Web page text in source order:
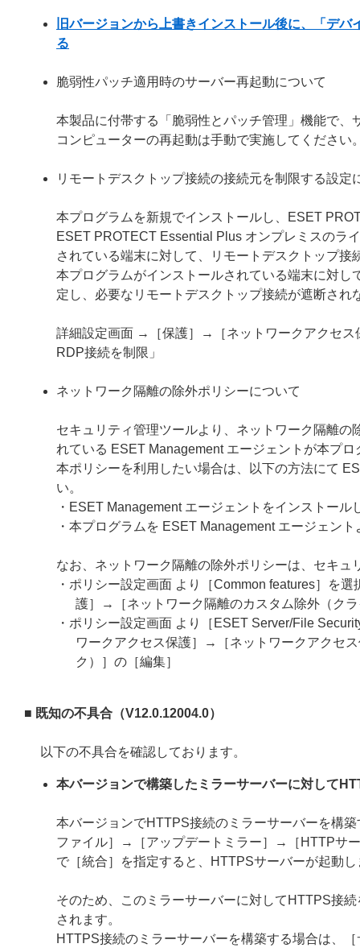
旧バージョンから上書きインストール後に、「デ
る
脆弱性パッチ適用時のサーバー再起動について
本製品に付帯する「脆弱性とパッチ管理」機能で、
コンピューターの再起動は手動で実施してください
リモートデスクトップ接続の接続元を制限する設定
本プログラムを新規でインストールし、ESET
ESET PROTECT Essential Plus オンプレミスのラ
されている端末に対して、リモートデスクトップ
本プログラムがインストールされている端末に対
定し、必要なリモートデスクトップ接続が遮断され
詳細設定画面 →［保護］→［ネットワークアクセ
RDP接続を制限」
ネットワーク隔離の除外ポリシーについて
セキュリティ管理ツールより、ネットワーク隔離
れている ESET Management エージェントが本プ
本ポリシーを利用したい場合は、以下の方法にて
い。
・ESET Management エージェントをインストー
・本プログラムを ESET Management エージェン
なお、ネットワーク隔離の除外ポリシーは、セキ
・ポリシー設定画面 より［Common features］を
護］→［ネットワーク隔離のカスタム除外（ク
・ポリシー設定画面 より［ESET Server/File
ワークアクセス保護］→［ネットワークアクセ
ク）］の［編集］
■ 既知の不具合（V12.0.12004.0）
以下の不具合を確認しております。
本バージョンで構築したミラーサーバーに対して
本バージョンでHTTPS接続のミラーサーバーを構
ファイル］→［アップデートミラー］→［HTTPサ
で［統合］を指定すると、HTTPSサーバーが起動し
そのため、このミラーサーバーに対してHTTPS接
されます。
HTTPS接続のミラーサーバーを構築する場合は、